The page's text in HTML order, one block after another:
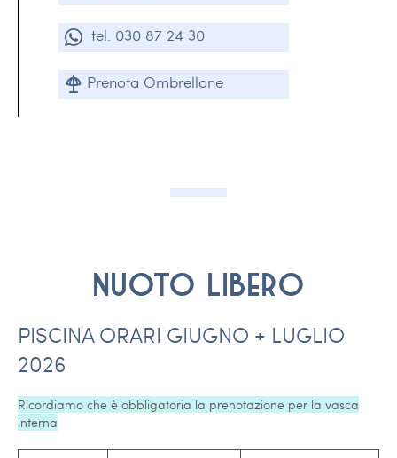
tel. 030 87 24 30
Prenota Ombrellone
Nuoto libero
PISCINA ORARI GIUGNO + LUGLIO
2026
Ricordiamo che è obbligatoria la prenotazione per la vasca
interna